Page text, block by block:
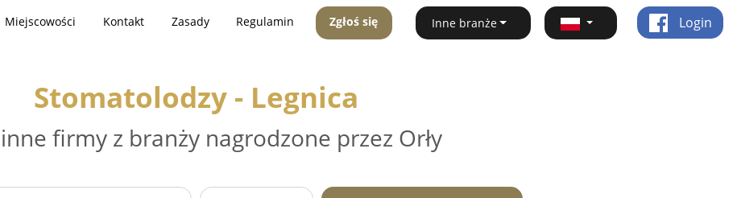
Miejscowości Kontakt Zasady Regulamin Zgłoś się Inne branże Login
Stomatolodzy - Legnica
firmy z branży nagrodzone przez Orły